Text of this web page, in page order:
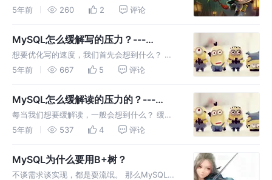
server层、存储引擎层、数据层。 其中，引擎
需求。 MySQL架构概览 优化读 作为一个数据
库，海量数据的查询是
5年前 260 2 评论
MySQL怎么缓解写的压力？---
change buffer
想要优化写的速度，我们首先会想到什么？ 缓
存 常见的写逻辑优化，先写缓存，然后刷盘。
在，读到内存，再修改。 定期刷盘。 数据一致
性 如果命中了缓存，读到的是准
5年前 667 5 评论
MySQL怎么缓解读的压力的？---
buffer pool
每当我们想要缓解读，一般会想到什么？ 缓存
缓存，其实就是将高频访问的数据放到内存里
率，MySQL还建立了缓存池，也就是buffer
pool，存储最热的数据页
5年前 537 4 评论
MySQL为什么要用B+树？
不谈需求谈实现，都是耍流氓。 那么MySQL的